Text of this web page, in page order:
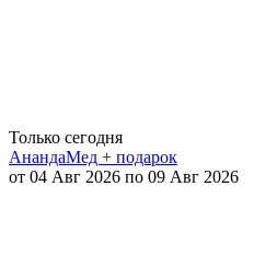
Только сегодня
АнандаМед + подарок
от 04 Авг 2026 по 09 Авг 2026